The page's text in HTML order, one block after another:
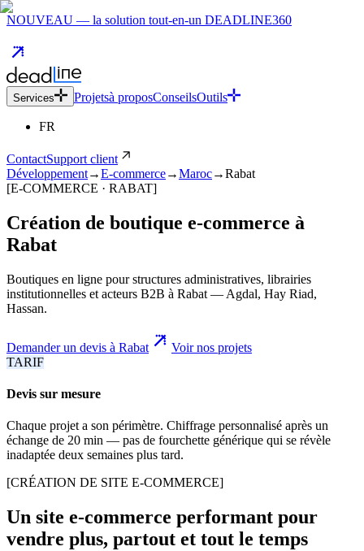
NOUVEAU — la solution tout-en-un DEADLINE360
Services Projetsà proposConseilsOutils
FR
ContactSupport client
Développement→E-commerce→Maroc→Rabat
[E-COMMERCE · RABAT]
Création de boutique e-commerce à
Rabat
Boutiques en ligne pour structures administratives, librairies
institutionnelles et acteurs B2B à Rabat — Agdal, Hay Riad,
Hassan.
Demander un devis à Rabat
Voir nos projets
TARIF
Devis sur mesure
Chaque projet a son périmètre. Chiffrage personnalisé après un
échange de 20 min — pas de fourchette générique qui se révèle
inadaptée deux semaines plus tard.
[CRÉATION DE SITE E-COMMERCE]
Un site e-commerce performant pour
vendre plus, partout et tout le temps